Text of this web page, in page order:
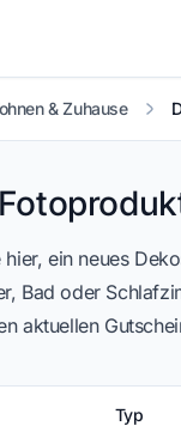
& Zuhause
hier, ein neues
Bad oder
aktuellen
Typ